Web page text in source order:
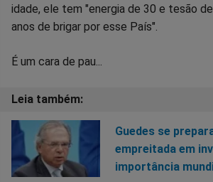
idade, ele tem "energia de 30 e tesão
anos de brigar por esse País".
É um cara de pau...
Guedes se
empreitada em
importância